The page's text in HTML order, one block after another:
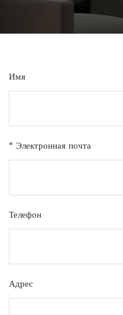
Имя
* Электронная почта
Телефон
Адрес